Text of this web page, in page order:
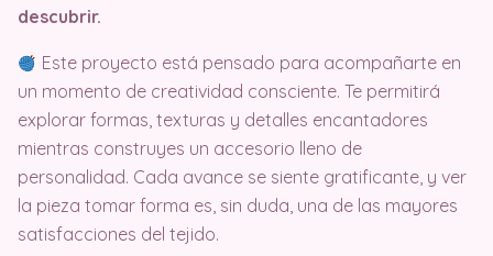
descubrir.
Este proyecto está pensado para acompañarte en
un momento de creatividad consciente. Te permitirá
explorar formas, texturas y detalles encantadores
mientras construyes un accesorio lleno de
personalidad. Cada avance se siente gratificante, y ver
la pieza tomar forma es, sin duda, una de las mayores
satisfacciones del tejido.